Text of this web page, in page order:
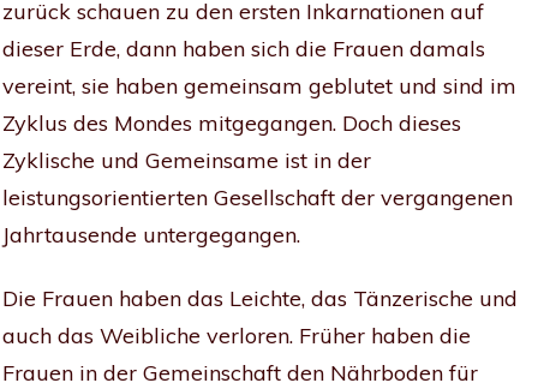
zurück schauen zu den ersten Inkarnationen auf
dieser Erde, dann haben sich die Frauen damals
vereint, sie haben gemeinsam geblutet und sind im
Zyklus des Mondes mitgegangen. Doch dieses
Zyklische und Gemeinsame ist in der
leistungsorientierten Gesellschaft der vergangenen
Jahrtausende untergegangen.
Die Frauen haben das Leichte, das Tänzerische und
auch das Weibliche verloren. Früher haben die
Frauen in der Gemeinschaft den Nährboden für